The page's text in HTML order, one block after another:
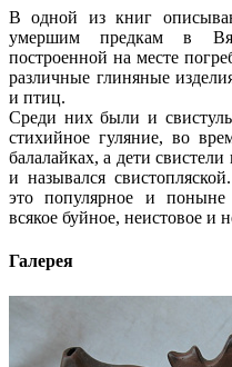
В одной из книг
умершим предкам в
построенной на месте
различные глиняные
и птиц.
Среди них были и
стихийное гуляние, во
балалайках, а дети
и назывался
это популярное и поныне
всякое буйное, неистовое и
Галерея